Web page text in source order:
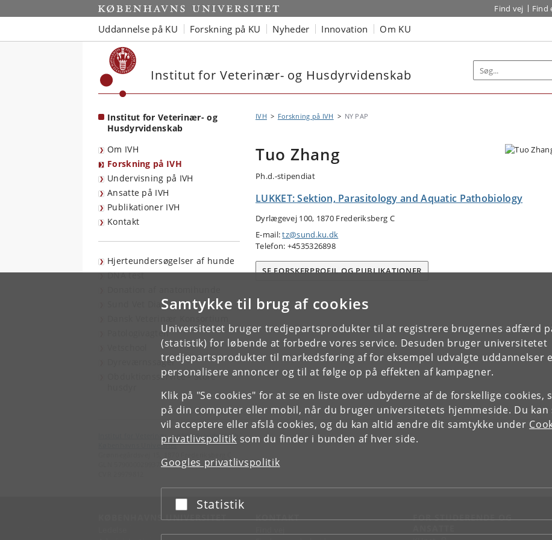
Samtykke til brug af cookies
Universitetet bruger tredjepartsprodukter til at registrere brugernes adfærd
(statistik) for løbende at forbedre vores service. Desuden bruger universitetet
tredjepartsprodukter til markedsføring af for eksempel udvalgte uddannelser
personalisere annoncer og til at følge op på effekten af kampagner.
Klik på "Se cookies" for at se en liste over udbyderne af de forskellige cookies,
på din computer eller mobil, når du bruger universitetets hjemmeside. Du kan
vil acceptere eller afslå cookies, og du kan altid ændre dit samtykke under
privatlivspolitik som du finder i bunden af hver side.
Googles privatlivspolitik
Acceptér eller afslå
Statistik
Start Find vej Find
Uddannelse på KU Forskning på KU Nyheder Innovation Om KU
Institut for Veterinær- og Husdyrvidenskab
Institut for Veterinær- og
Husdyrvidenskab
Om IVH
Forskning på IVH
Undervisning på IVH
Ansatte på IVH
Publikationer IVH
Kontakt
Hjerteundersøgelser af hunde
DNA test
Sund Vet Diagnostik
Patologivagten
Dyreværnssager
Obduktionsservice - Store
IVH Forskning på IVH NY PAP
Tuo Zhang
Ph.d.-stipendiat
LUKKET: Sektion, Parasitology and Aquatic Pathobiology
Dyrlægevej 100, 1870 Frederiksberg C
E-mail:tz@sund.ku.dk
Telefon: +4535326898
SE FORSKERPROFIL OG PUBLIKATIONER
Institut for Veterinær- og Husdyrvidenskab
Københavns Universitet
GLN 5790000299379
KØBENHAVNS UNIVERSITET KONTAKT
FOR STUDERENDE OG